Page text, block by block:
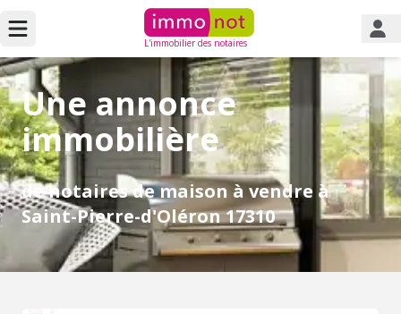
L'immobilier des notaires
Une annonce
immobilière
de notaires de maison à vendre à
Saint-Pierre-d'Oléron 17310